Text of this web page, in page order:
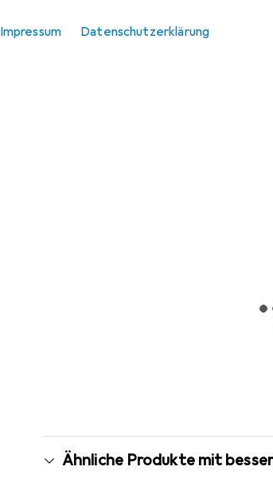
Impressum Datenschutzerklärung
Ähnliche Produkte mit